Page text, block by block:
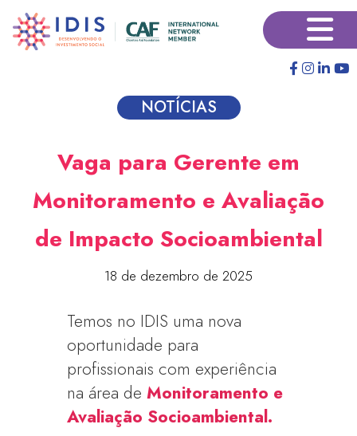
para
×
NOTÍCIAS
Vaga para Gerente em
Monitoramento e Avaliação
de Impacto Socioambiental
18 de dezembro de 2025
Temos no IDIS uma nova
oportunidade para
profissionais com experiência
na área deMonitoramento e
Avaliação Socioambiental.